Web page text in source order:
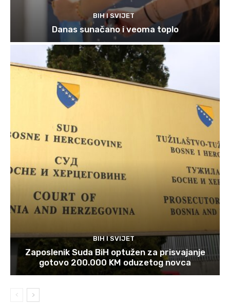
BIH I SVIJET
Danas sunačano i veoma toplo
BIH I SVIJET
Zaposlenik Suda BiH optužen za prisvajanje
gotovo 200.000 KM oduzetog novca